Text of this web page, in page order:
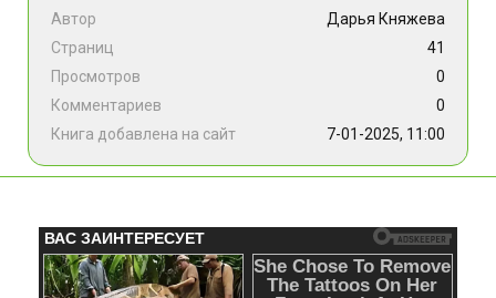
Автор
Дарья Княжева
Страниц
41
Просмотров
0
Комментариев
0
Книга добавлена на сайт
7-01-2025, 11:00